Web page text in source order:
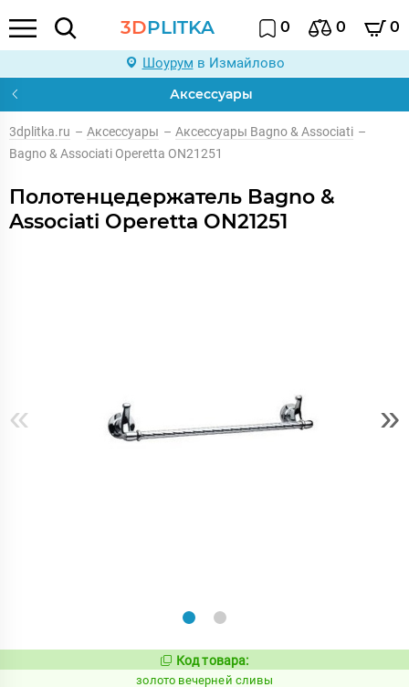
3DPLITKA 0 0 0
Шоурум в Измайлово
Аксессуары
3dplitka.ru – Аксессуары – Аксессуары Bagno & Associati –
Bagno & Associati Operetta ON21251
Полотенцедержатель Bagno &
Associati Operetta ON21251
« »
Код:
517136
Код товара:
золото вечерней сливы